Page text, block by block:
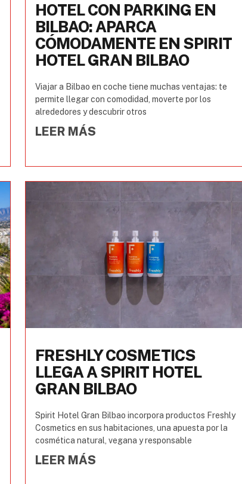
HOTEL CON PARKING EN
BILBAO: APARCA
CÓMODAMENTE EN SPIRIT
HOTEL GRAN BILBAO
Viajar a Bilbao en coche tiene muchas ventajas: te
permite llegar con comodidad, moverte por los
alrededores y descubrir otros
LEER MÁS
FRESHLY COSMETICS
LLEGA A SPIRIT HOTEL
GRAN BILBAO
Spirit Hotel Gran Bilbao incorpora productos Freshly
Cosmetics en sus habitaciones, una apuesta por la
cosmética natural, vegana y responsable
LEER MÁS